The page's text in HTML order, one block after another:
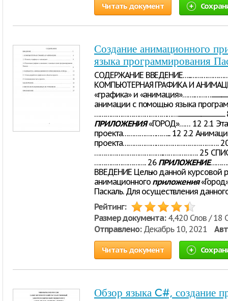
Читать документ
Создание анимационного
языка программирования
СОДЕРЖАНИЕ
КОМПЬЮТЕРНАЯ ГРАФИКА И
«графика» и
анимации с помощью языка
ПРИЛОЖЕНИЯ«ГОРОД»…… 12 2.1
проекта……………………... 12 2.2
проекта…………………………………………….
………………………………..………………. 25
………………………. 26 ПРИЛОЖЕНИЕ
ВВЕДЕНИЕ Целью данной курсовой
анимационного приложения
Паскаль. Для осуществления
Рейтинг:
Размер документа:4,420 Слов / 18
Отправлено:Декабрь 10, 2021
Читать документ
Обзор языка C#, создание